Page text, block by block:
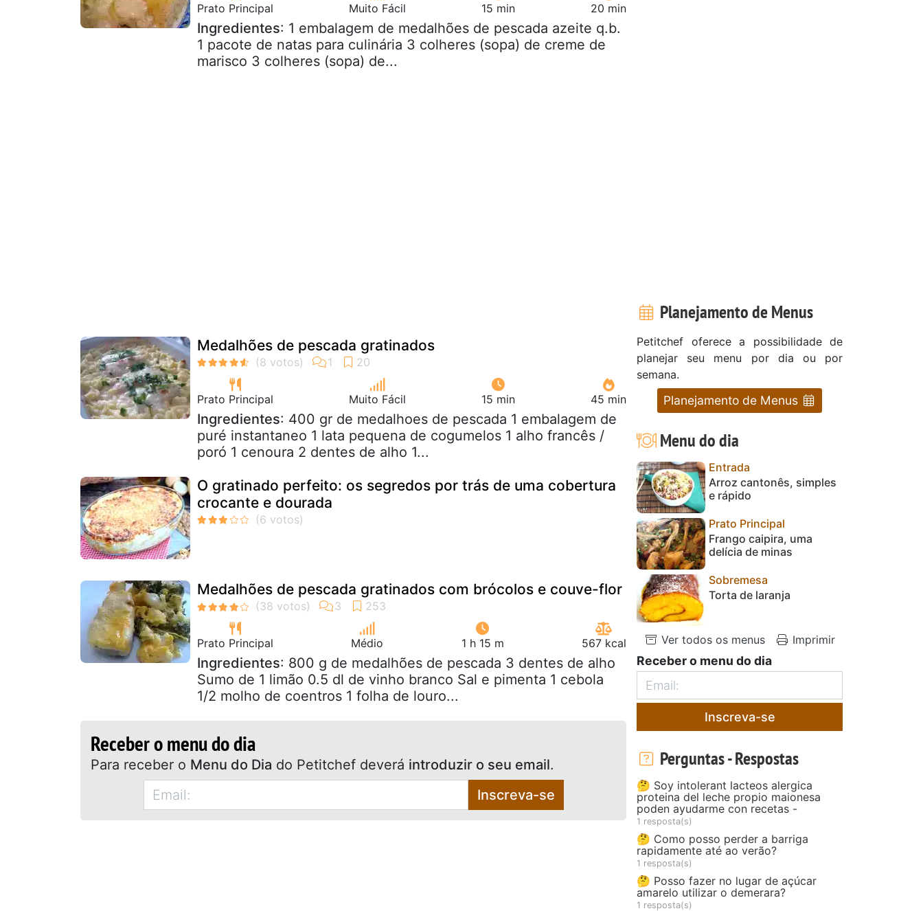
Prato Principal Muito Fácil 15 min 20 min
Ingredientes: 1 embalagem de medalhões de pescada azeite q.b.
1 pacote de natas para culinária 3 colheres (sopa) de creme de
marisco 3 colheres (sopa) de...
Medalhões de pescada gratinados
Prato Principal Muito Fácil 15 min 45 min
Ingredientes: 400 gr de medalhoes de pescada 1 embalagem de
puré instantaneo 1 lata pequena de cogumelos 1 alho francês /
poró 1 cenoura 2 dentes de alho 1...
O gratinado perfeito: os segredos por trás de uma cobertura
crocante e dourada
Medalhões de pescada gratinados com brócolos e couve-flor
Prato Principal Médio 1 h 15 m 567 kcal
Ingredientes: 800 g de medalhões de pescada 3 dentes de alho
Sumo de 1 limão 0.5 dl de vinho branco Sal e pimenta 1 cebola
1/2 molho de coentros 1 folha de louro...
Receber o menu do dia
Para receber o Menu do Dia do Petitchef deverá introduzir o seu email.
Inscreva-se
Planejamento de Menus
Petitchef oferece a possibilidade de
planejar seu menu por dia ou por
semana.
Planejamento de Menus
Menu do dia
Entrada
Arroz cantonês, simples
e rápido
Prato Principal
Frango caipira, uma
delícia de minas
Sobremesa
Torta de laranja
Ver todos os menus Imprimir
Receber o menu do dia
Inscreva-se
Perguntas - Respostas
🤔 Soy intolerant lacteos alergica
proteina del leche propio maionesa
poden ayudarme con recetas -
1 resposta(s)
🤔 Como posso perder a barriga
rapidamente até ao verão?
1 resposta(s)
🤔 Posso fazer no lugar de açúcar
amarelo utilizar o demerara?
1 resposta(s)